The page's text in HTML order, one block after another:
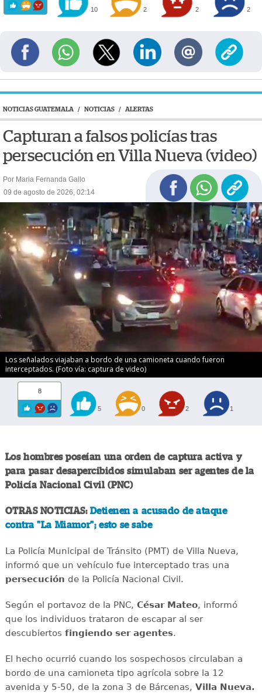
10 2 2 2
NOTICIAS GUATEMALA / NOTICIAS / ALERTAS
Capturan a falsos policías tras
persecución en Villa Nueva (video)
Por Maria Fernanda Gallo
09 de agosto de 2026, 02:14
Los señalados viajaban a bordo de una camioneta cuando fueron
interceptados. (Foto vía: captura de video)
8
5 0 2 1
Los hombres poseían una orden de captura activa y
para pasar desapercibidos simulaban ser agentes de la
Policía Nacional Civil (PNC)
OTRAS NOTICIAS: Detienen a acusado de ataque
contra "La Miamor"; esto se sabe
La Policía Municipal de Tránsito (PMT) de Villa Nueva,
informó que un vehículo fue interceptado tras una
persecución de la Policía Nacional Civil.
Según el portavoz de la PNC, César Mateo, informó
que los individuos trataron de escapar al ser
descubiertos fingiendo ser agentes.
El hecho ocurrió cuando los sospechosos circulaban a
bordo de una camioneta tipo agrícola sobre la 12
avenida y 5-50, de la zona 3 de Bárcenas, Villa Nueva.